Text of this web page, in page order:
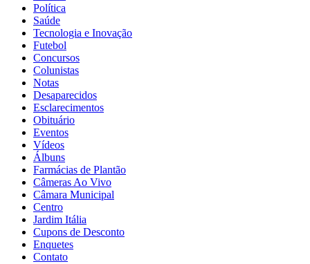
Política
Saúde
Tecnologia e Inovação
Futebol
Concursos
Colunistas
Notas
Desaparecidos
Esclarecimentos
Obituário
Eventos
Vídeos
Álbuns
Farmácias de Plantão
Câmeras Ao Vivo
Câmara Municipal
Centro
Jardim Itália
Cupons de Desconto
Enquetes
Contato